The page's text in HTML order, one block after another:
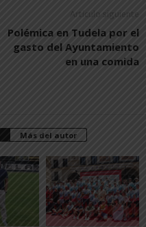
Artículo siguiente
Polémica en Tudela por el
gasto del Ayuntamiento
en una comida
Más del autor